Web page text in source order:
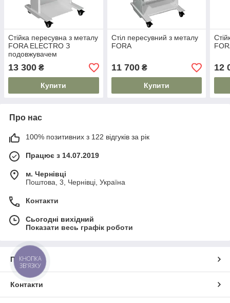
Стійка пересувна з металу
FORA ELECTRO З
подовжувачем
13 300 ₴
Купити
Стіл пересувний з металу
FORA
11 700₴
Купити
12
Про нас
100% позитивних з 122 відгуків за рік
Працює з 14.07.2019
м. Чернівці
Поштова, 3, Чернівці, Україна
Контакти
Сьогодні вихідний
Показати весь графік роботи
Про нас
Контакти
КНОПКА
ЗВ'ЯЗКУ